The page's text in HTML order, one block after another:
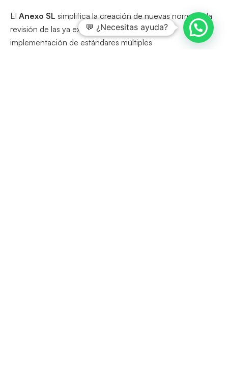
El Anexo SL simplifica la creación de nuevas normas y la
revisión de las ya existentes, y posibilita que la
implementación de estándares múltiples
💬 ¿Necesitas ayuda?